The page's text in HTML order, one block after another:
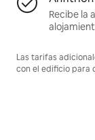
Recibe la
Las tarifas
con el edificio para